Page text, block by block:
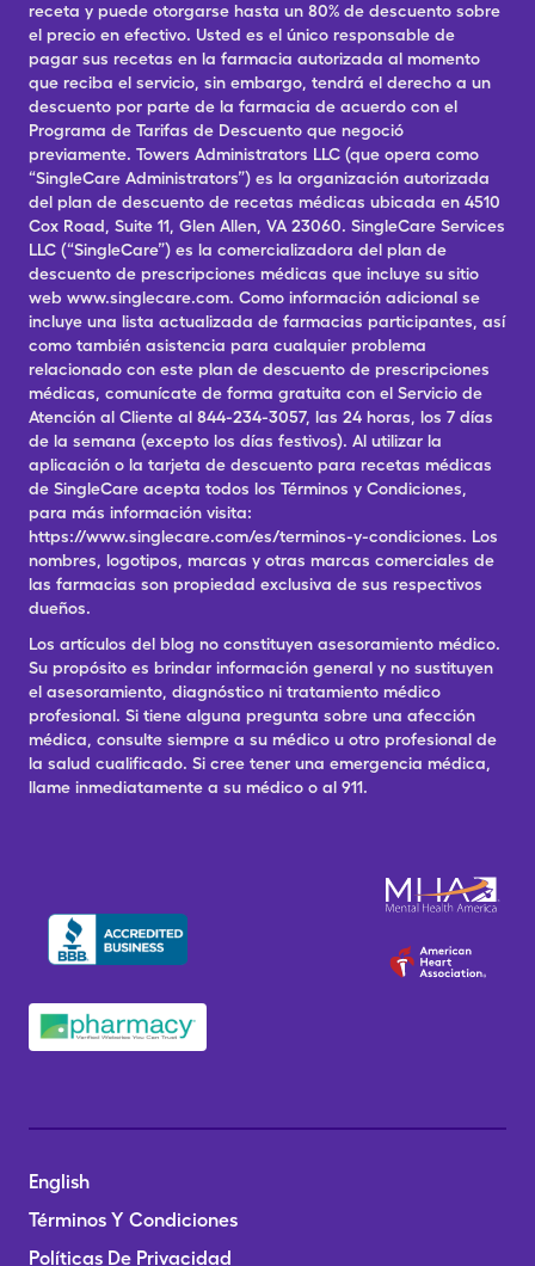
receta y puede otorgarse hasta un 80% de descuento sobre
el precio en efectivo. Usted es el único responsable de
pagar sus recetas en la farmacia autorizada al momento
que reciba el servicio, sin embargo, tendrá el derecho a un
descuento por parte de la farmacia de acuerdo con el
Programa de Tarifas de Descuento que negoció
previamente. Towers Administrators LLC (que opera como
“SingleCare Administrators”) es la organización autorizada
del plan de descuento de recetas médicas ubicada en 4510
Cox Road, Suite 11, Glen Allen, VA 23060. SingleCare Services
LLC (“SingleCare”) es la comercializadora del plan de
descuento de prescripciones médicas que incluye su sitio
web www.singlecare.com. Como información adicional se
incluye una lista actualizada de farmacias participantes, así
como también asistencia para cualquier problema
relacionado con este plan de descuento de prescripciones
médicas, comunícate de forma gratuita con el Servicio de
Atención al Cliente al 844-234-3057, las 24 horas, los 7 días
de la semana (excepto los días festivos). Al utilizar la
aplicación o la tarjeta de descuento para recetas médicas
de SingleCare acepta todos los Términos y Condiciones,
para más información visita:
https://www.singlecare.com/es/terminos-y-condiciones. Los
nombres, logotipos, marcas y otras marcas comerciales de
las farmacias son propiedad exclusiva de sus respectivos
dueños.
Los artículos del blog no constituyen asesoramiento médico.
Su propósito es brindar información general y no sustituyen
el asesoramiento, diagnóstico ni tratamiento médico
profesional. Si tiene alguna pregunta sobre una afección
médica, consulte siempre a su médico u otro profesional de
la salud cualificado. Si cree tener una emergencia médica,
llame inmediatamente a su médico o al 911.
English
Términos Y Condiciones
Políticas De Privacidad